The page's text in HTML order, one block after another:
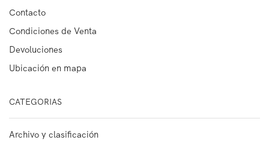
Contacto
Condiciones de Venta
Devoluciones
Ubicación en mapa
CATEGORIAS
Archivo y clasificación